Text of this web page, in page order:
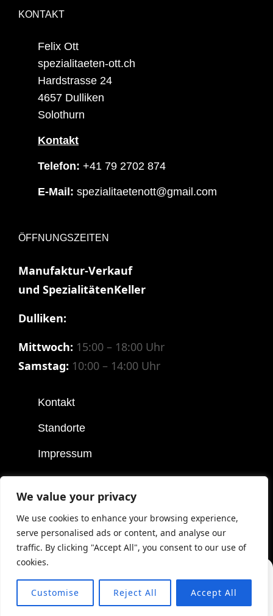
We value your privacy
We use cookies to enhance your browsing experience,
serve personalised ads or content, and analyse our
traffic. By clicking "Accept All", you consent to our use of
cookies.
Customise Reject All Accept All
KONTAKT
Felix Ott
spezialitaeten-ott.ch
Hardstrasse 24
4657 Dulliken
Solothurn
Kontakt
Telefon: +41 79 2702 874
E-Mail: spezialitaetenott@gmail.com
ÖFFNUNGSZEITEN
Manufaktur-Verkauf
und SpezialitätenKeller
Dulliken:
Mittwoch: 15:00 – 18:00 Uhr
Samstag: 10:00 – 14:00 Uhr
Kontakt
Standorte
Impressum
COPYRIGHT © 2026 SPEZIALITÄTEN OTT
DARK BYCATCH THEMES